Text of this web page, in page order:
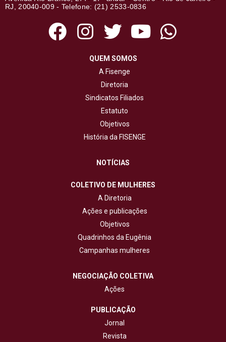
RJ, 20040-009 - Telefone: (21) 2533-0836
QUEM SOMOS
A Fisenge
Diretoria
Sindicatos Filiados
Estatuto
Objetivos
História da FISENGE
NOTÍCIAS
COLETIVO DE MULHERES
A Diretoria
Ações e publicações
Objetivos
Quadrinhos da Eugênia
Campanhas mulheres
NEGOCIAÇÃO COLETIVA
Ações
PUBLICAÇÃO
Jornal
Revista